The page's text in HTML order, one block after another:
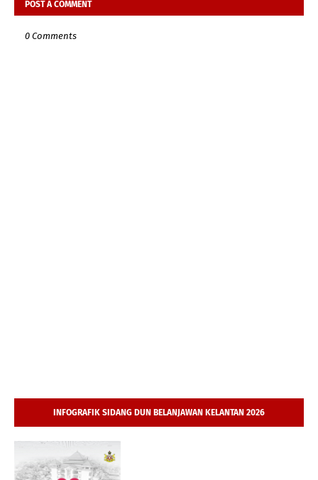
POST A COMMENT
0 Comments
INFOGRAFIK SIDANG DUN BELANJAWAN KELANTAN 2026